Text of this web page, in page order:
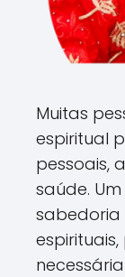
Muitas
espiritual
pessoais,
saúde.
sabedoria